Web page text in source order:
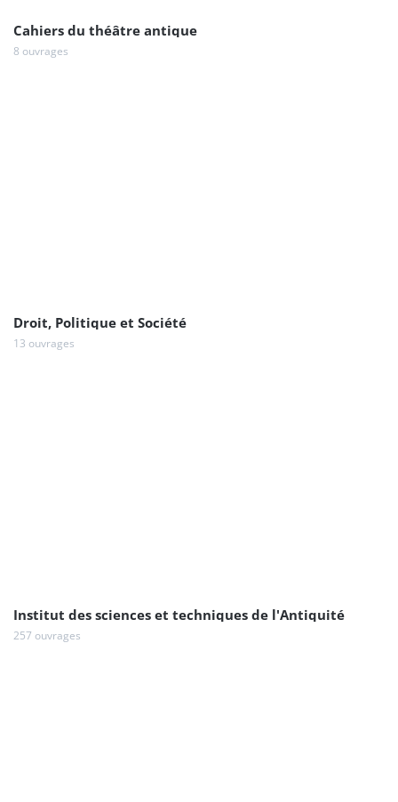
Cahiers du théâtre antique
8 ouvrages
Droit, Politique et Société
13 ouvrages
Institut des sciences et techniques de l'Antiquité
257 ouvrages